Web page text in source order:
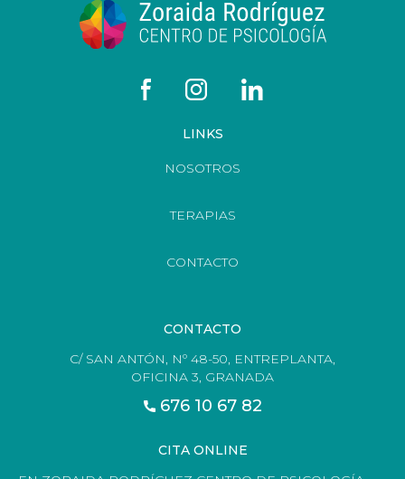
LINKS
NOSOTROS
TERAPIAS
CONTACTO
CONTACTO
C/ SAN ANTÓN, Nº 48-50, ENTREPLANTA,
OFICINA 3, GRANADA
676 10 67 82
CITA ONLINE